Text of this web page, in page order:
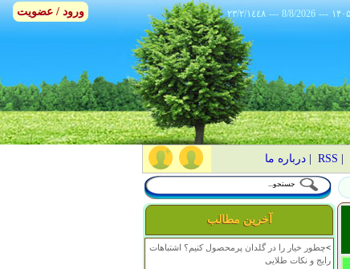
٢٣/٢/١٤٤٨ --- 8/8/2026 ---
RSS
|درباره ما
آخرین مطالب
>چطور خیار را در گلدان پرمحصول کنیم؟ اشتباهات
رایج و نکات طلایی
ورود / عضویت